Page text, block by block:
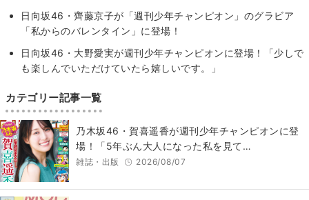
日向坂46・齊藤京子が「週刊少年チャンピオン」のグラビア
「私からのバレンタイン」に登場！
日向坂46・大野愛実が週刊少年チャンピオンに登場！「少しで
も楽しんでいただけていたら嬉しいです。」
カテゴリー記事一覧
乃木坂46・賀喜遥香が週刊少年チャンピオンに登
場！「5年ぶん大人になった私を見て…
雑誌・出版 2026/08/07